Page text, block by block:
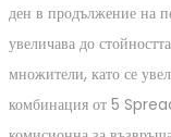
ден в продължение на
увеличава до
множители, като се
комбинация от 5